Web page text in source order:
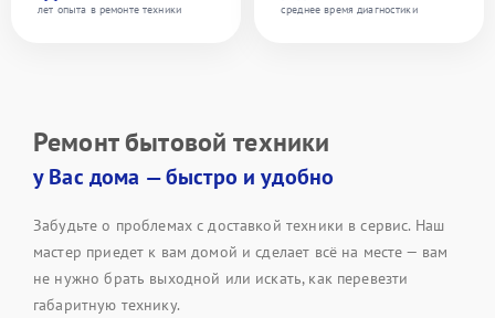
лет опыта в ремонте техники
среднее время диагностики
Ремонт бытовой техники
у Вас дома — быстро и удобно
Забудьте о проблемах с доставкой техники в сервис. Наш
мастер приедет к вам домой и сделает всё на месте — вам
не нужно брать выходной или искать, как перевезти
габаритную технику.